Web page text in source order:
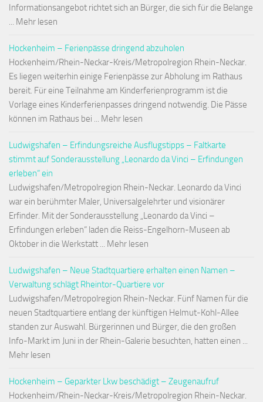
Informationsangebot richtet sich an Bürger, die sich für die Belange
... Mehr lesen
Hockenheim – Ferienpässe dringend abzuholen
Hockenheim/Rhein-Neckar-Kreis/Metropolregion Rhein-Neckar.
Es liegen weiterhin einige Ferienpässe zur Abholung im Rathaus
bereit. Für eine Teilnahme am Kinderferienprogramm ist die
Vorlage eines Kinderferienpasses dringend notwendig. Die Pässe
können im Rathaus bei ... Mehr lesen
Ludwigshafen – Erfindungsreiche Ausflugstipps – Faltkarte
stimmt auf Sonderausstellung „Leonardo da Vinci – Erfindungen
erleben“ ein
Ludwigshafen/Metropolregion Rhein-Neckar. Leonardo da Vinci
war ein berühmter Maler, Universalgelehrter und visionärer
Erfinder. Mit der Sonderausstellung „Leonardo da Vinci –
Erfindungen erleben“ laden die Reiss-Engelhorn-Museen ab
Oktober in die Werkstatt ... Mehr lesen
Ludwigshafen – Neue Stadtquartiere erhalten einen Namen –
Verwaltung schlägt Rheintor-Quartiere vor
Ludwigshafen/Metropolregion Rhein-Neckar. Fünf Namen für die
neuen Stadtquartiere entlang der künftigen Helmut-Kohl-Allee
standen zur Auswahl. Bürgerinnen und Bürger, die den großen
Info-Markt im Juni in der Rhein-Galerie besuchten, hatten einen ...
Mehr lesen
Hockenheim – Geparkter Lkw beschädigt – Zeugenaufruf
Hockenheim/Rhein-Neckar-Kreis/Metropolregion Rhein-Neckar.